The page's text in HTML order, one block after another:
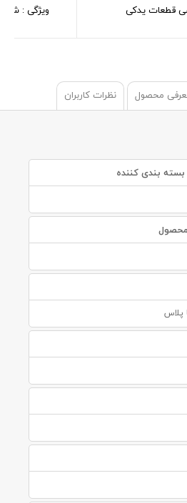
قطعات یدکی ویژگی :
محصول نظرات کاربران
بندی کننده
محصول